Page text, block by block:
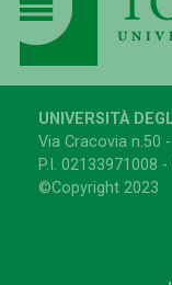
UNIVERSITÀ
Via Cracovia n.50
P.I. 02133971008
©Copyright 2023